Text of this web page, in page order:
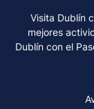
Visita Dublín
mejores
Dublín con el